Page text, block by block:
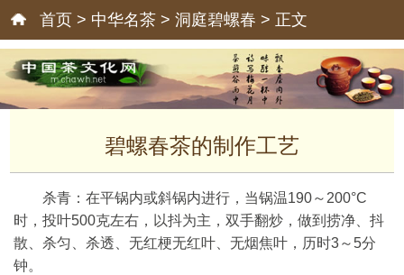
首页 > 中华名茶 > 洞庭碧螺春 > 正文
碧螺春茶的制作工艺
杀青：在平锅内或斜锅内进行，当锅温190～200°C
时，投叶500克左右，以抖为主，双手翻炒，做到捞净、抖
散、杀匀、杀透、无红梗无红叶、无烟焦叶，历时3～5分
钟。